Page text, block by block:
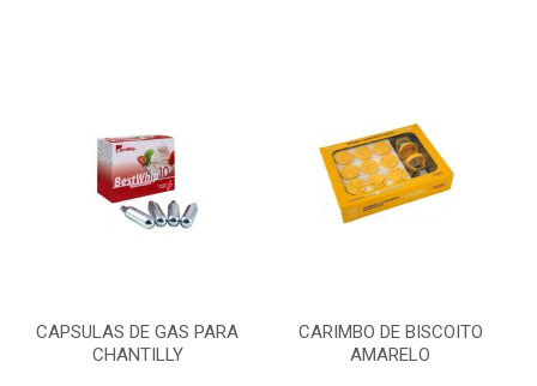
CAPSULAS DE GAS PARA
CHANTILLY
CARIMBO DE BISCOITO
AMARELO